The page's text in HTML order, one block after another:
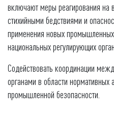
включают меры реагирования на
стихийными бедствиями и
применения новых
национальных регулирующих
Содействовать координации
органами в области нормативных
промышленной безопасности.